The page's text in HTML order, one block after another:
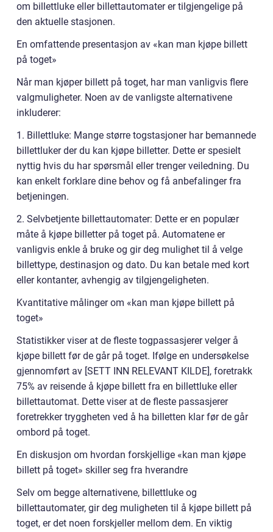
om billettluke eller billettautomater er tilgjengelige på
den aktuelle stasjonen.
En omfattende presentasjon av «kan man kjøpe billett
på toget»
Når man kjøper billett på toget, har man vanligvis flere
valgmuligheter. Noen av de vanligste alternativene
inkluderer:
1. Billettluke: Mange større togstasjoner har bemannede
billettluker der du kan kjøpe billetter. Dette er spesielt
nyttig hvis du har spørsmål eller trenger veiledning. Du
kan enkelt forklare dine behov og få anbefalinger fra
betjeningen.
2. Selvbetjente billettautomater: Dette er en populær
måte å kjøpe billetter på toget på. Automatene er
vanligvis enkle å bruke og gir deg mulighet til å velge
billettype, destinasjon og dato. Du kan betale med kort
eller kontanter, avhengig av tilgjengeligheten.
Kvantitative målinger om «kan man kjøpe billett på
toget»
Statistikker viser at de fleste togpassasjerer velger å
kjøpe billett før de går på toget. Ifølge en undersøkelse
gjennomført av [SETT INN RELEVANT KILDE], foretrakk
75% av reisende å kjøpe billett fra en billettluke eller
billettautomat. Dette viser at de fleste passasjerer
foretrekker tryggheten ved å ha billetten klar før de går
ombord på toget.
En diskusjon om hvordan forskjellige «kan man kjøpe
billett på toget» skiller seg fra hverandre
Selv om begge alternativene, billettluke og
billettautomater, gir deg muligheten til å kjøpe billett på
toget, er det noen forskjeller mellom dem. En viktig